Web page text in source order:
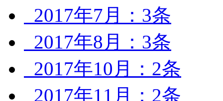
2017年7月：3条
2017年8月：3条
2017年10月：2条
2017年11月：2条